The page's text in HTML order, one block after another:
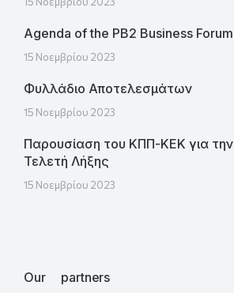
Agenda of the PB2 Business Forum
15 Νοεμβρίου 2023
Φυλλάδιο Αποτελεσμάτων
15 Νοεμβρίου 2023
Παρουσίαση του ΚΠΠ-ΚΕΚ για την
Τελετή Λήξης
15 Νοεμβρίου 2023
Our partners